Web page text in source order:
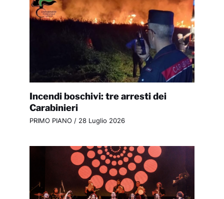
Incendi boschivi: tre arresti dei
Carabinieri
PRIMO PIANO / 28 Luglio 2026